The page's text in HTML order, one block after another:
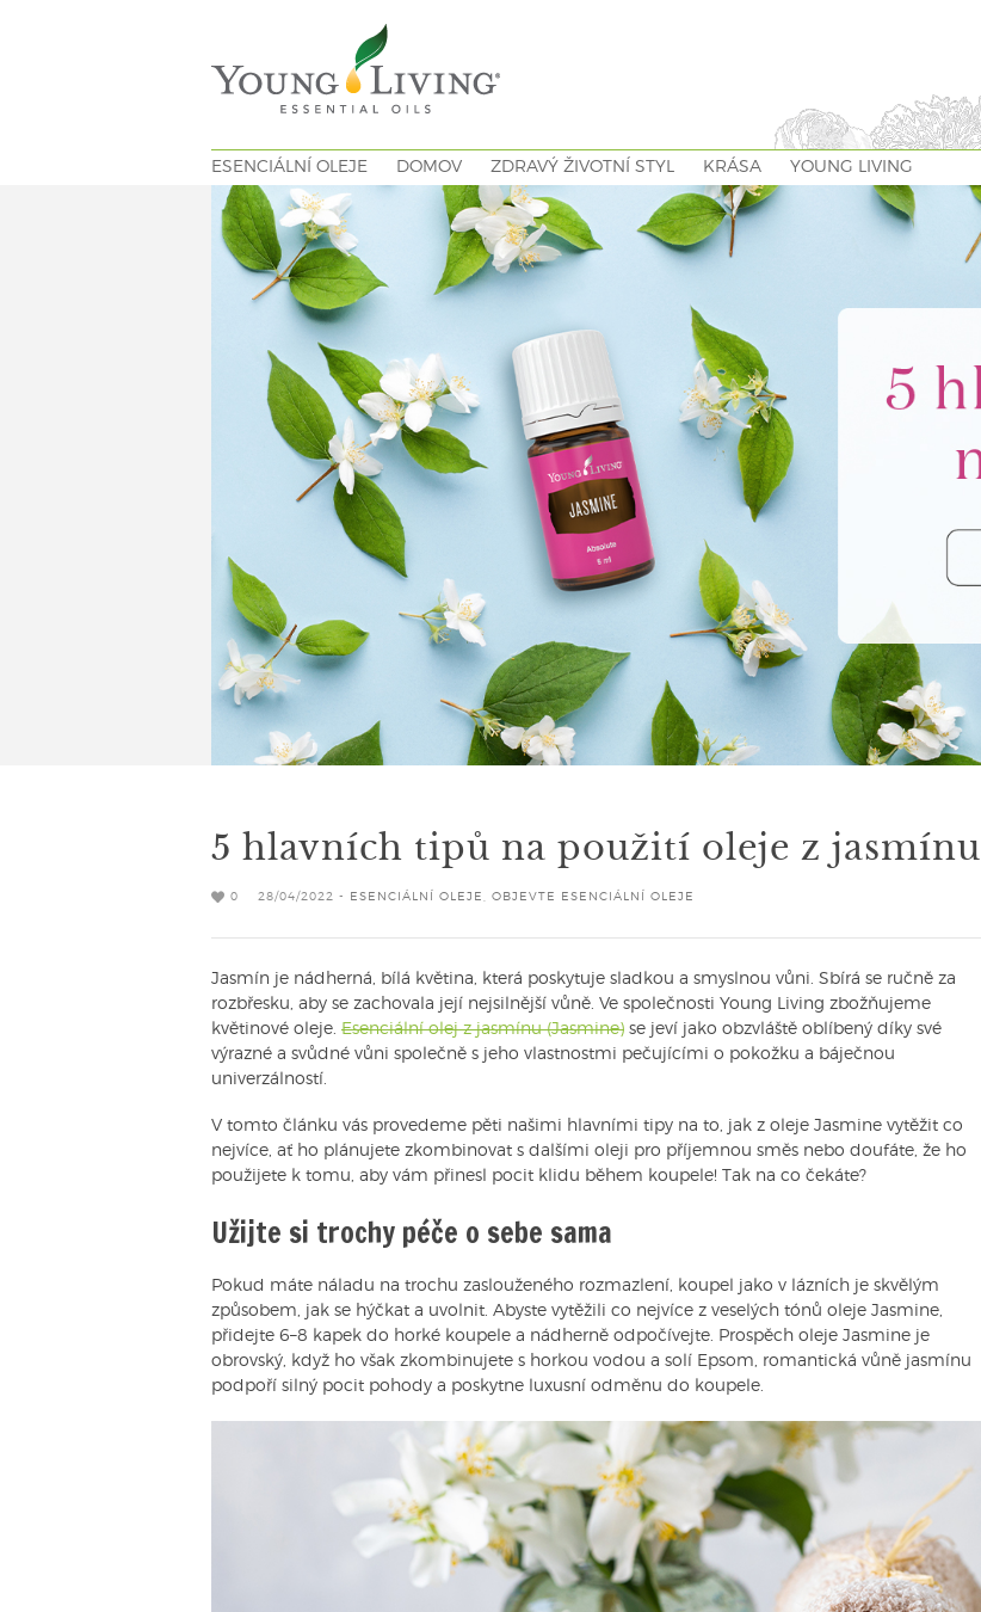
ESENCIÁLNÍ OLEJE DOMOV ZDRAVÝ ŽIVOTNÍ STYL KRÁSA YOUNG LIVING
5 hlavních tipů na použití oleje z jasmínu
0 28/04/2022 - ESENCIÁLNÍ OLEJE OBJEVTE ESENCIÁLNÍ OLEJE
Jasmín je nádherná, bílá květina, která poskytuje sladkou a smyslnou vůni. Sbírá se ručně za
rozbřesku, aby se zachovala její nejsilnější vůně. Ve společnosti Young Living zbožňujeme
květinové oleje. Esenciální olej z jasmínu (Jasmine) se jeví jako obzvláště oblíbený díky své
výrazné a svůdné vůni společně s jeho vlastnostmi pečujícími o pokožku a báječnou
univerzálností.
V tomto článku vás provedeme pěti našimi hlavními tipy na to, jak z oleje Jasmine vytěžit co
nejvíce, ať ho plánujete zkombinovat s dalšími oleji pro příjemnou směs nebo doufáte, že ho
použijete k tomu, aby vám přinesl pocit klidu během koupele! Tak na co čekáte?
Užijte si trochy péče o sebe sama
Pokud máte náladu na trochu zaslouženého rozmazlení, koupel jako v lázních je skvělým
způsobem, jak se hýčkat a uvolnit. Abyste vytěžili co nejvíce z veselých tónů oleje Jasmine,
přidejte 6–8 kapek do horké koupele a nádherně odpočívejte. Prospěch oleje Jasmine je
obrovský, když ho však zkombinujete s horkou vodou a solí Epsom, romantická vůně jasmínu
podpoří silný pocit pohody a poskytne luxusní odměnu do koupele.